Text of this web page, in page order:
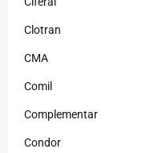
Clotran
CMA
Comil
Complementar
Condor